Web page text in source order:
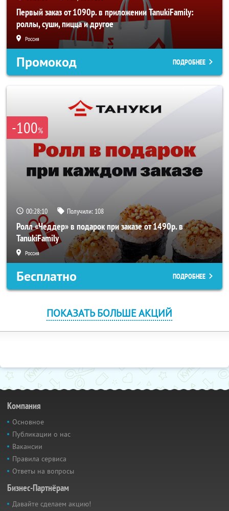
Первый заказ от 1090р. в приложении TanukiFamily:
роллы, суши, пицца и другое
Россия
Промокод ПОДРОБНЕЕ
-100%
00:28:09 Получили: 108
Ролл «Чеддер» в подарок при заказе от 1490р. в
TanukiFamily
Россия
Бесплатно ПОДРОБНЕЕ
ПОКАЗАТЬ БОЛЬШЕ АКЦИЙ
Компания
Основное
Публикации о нас
Вакансии
Правила сервиса
Ответы на вопросы
Бизнес-Партнёрам
Давайте сделаем акцию!